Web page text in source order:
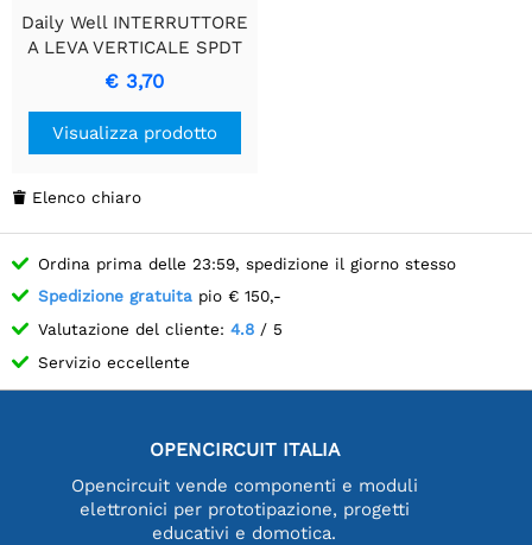
Daily Well INTERRUTTORE
A LEVA VERTICALE SPDT
ON-(ON)
€ 3,70
Visualizza prodotto
 Elenco chiaro
Ordina prima delle 23:59, spedizione il giorno stesso
Spedizione gratuita pio € 150,-
Valutazione del cliente: 4.8 / 5
Servizio eccellente
OPENCIRCUIT ITALIA
Opencircuit vende componenti e moduli
elettronici per prototipazione, progetti
educativi e domotica.